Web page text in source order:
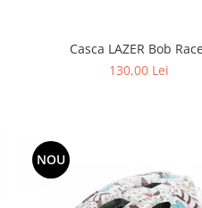
Casca LAZER Bob
130,00 Lei
NOU